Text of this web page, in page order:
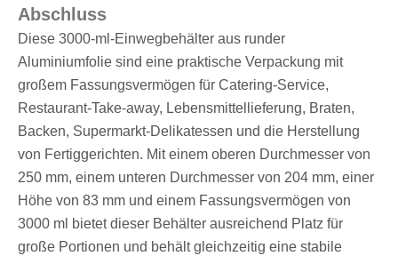
Abschluss
Diese 3000-ml-Einwegbehälter aus runder
Aluminiumfolie sind eine praktische Verpackung mit
großem Fassungsvermögen für Catering-Service,
Restaurant-Take-away, Lebensmittellieferung, Braten,
Backen, Supermarkt-Delikatessen und die Herstellung
von Fertiggerichten. Mit einem oberen Durchmesser von
250 mm, einem unteren Durchmesser von 204 mm, einer
Höhe von 83 mm und einem Fassungsvermögen von
3000 ml bietet dieser Behälter ausreichend Platz für
große Portionen und behält gleichzeitig eine stabile